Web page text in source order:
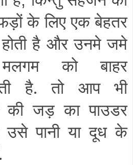
के लिए एक बेहतर
होती है और उनमे जमे
को बाहर
है. तो आप भी
जड़ का पाउडर
उसे पानी या दूध के